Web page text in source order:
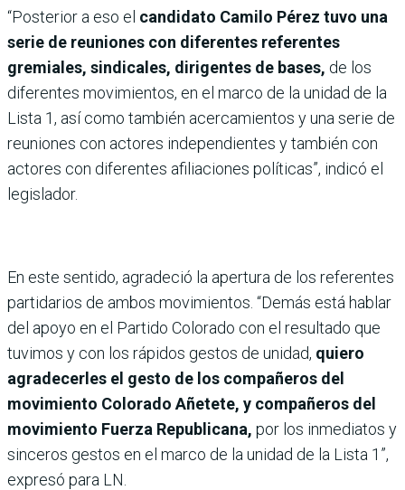
“Posterior a eso el candidato Camilo Pérez tuvo una
serie de reuniones con diferentes referentes
gremiales, sindicales, dirigentes de bases, de los
diferentes movimientos, en el marco de la unidad de la
Lista 1, así como también acercamientos y una serie de
reuniones con actores independientes y también con
actores con diferentes afiliaciones políticas”, indicó el
legislador.
En este sentido, agradeció la apertura de los referentes
partidarios de ambos movimientos. “Demás está hablar
del apoyo en el Partido Colorado con el resultado que
tuvimos y con los rápidos gestos de unidad, quiero
agradecerles el gesto de los compañeros del
movimiento Colorado Añetete, y compañeros del
movimiento Fuerza Republicana, por los inmediatos y
sinceros gestos en el marco de la unidad de la Lista 1”,
expresó para LN.